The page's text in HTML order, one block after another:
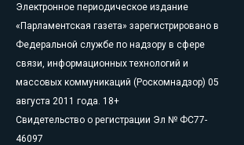
Электронное периодическое издание
«Парламентская газета» зарегистрировано в
Федеральной службе по надзору в сфере
связи, информационных технологий и
массовых коммуникаций (Роскомнадзор) 05
августа 2011 года. 18+
Свидетельство о регистрации Эл № ФС77-
46097